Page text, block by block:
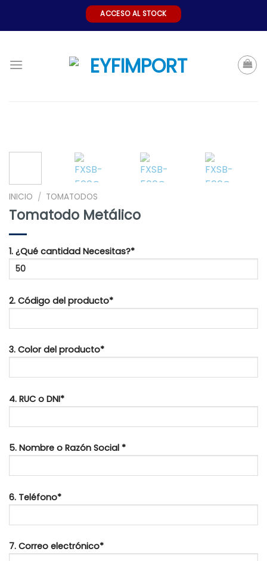
ACCESO AL STOCK
INICIO / TOMATODOS
Tomatodo Metálico
1. ¿Qué cantidad Necesitas?*
2. Código del producto*
3. Color del producto*
4. RUC o DNI*
5. Nombre o Razón Social *
6. Teléfono*
7. Correo electrónico*